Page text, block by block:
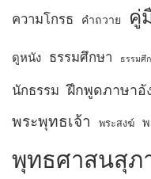
ความโกรธ คำถวาย คู่
ดูหนัง ธรรมศึกษา ธรรมศึ
นักธรรม ฝึกพูดภาษาอั
พระพุทธเจ้า พระสงฆ์
พุทธศาสนสุภ